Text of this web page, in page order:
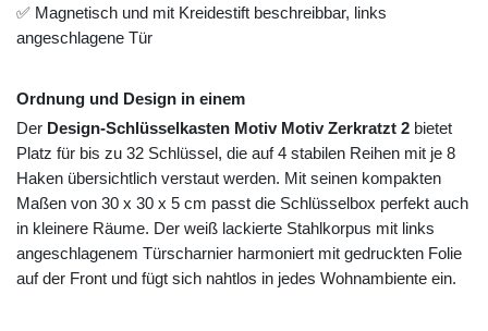
✅ Magnetisch und mit Kreidestift beschreibbar, links
angeschlagene Tür
Ordnung und Design in einem
Der Design-Schlüsselkasten Motiv Motiv Zerkratzt 2 bietet
Platz für bis zu 32 Schlüssel, die auf 4 stabilen Reihen mit je 8
Haken übersichtlich verstaut werden. Mit seinen kompakten
Maßen von 30 x 30 x 5 cm passt die Schlüsselbox perfekt auch
in kleinere Räume. Der weiß lackierte Stahlkorpus mit links
angeschlagenem Türscharnier harmoniert mit gedruckten Folie
auf der Front und fügt sich nahtlos in jedes Wohnambiente ein.